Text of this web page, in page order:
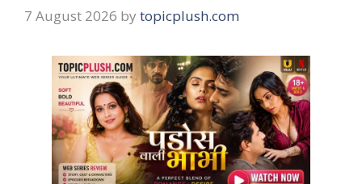
7 August 2026 by topicplush.com